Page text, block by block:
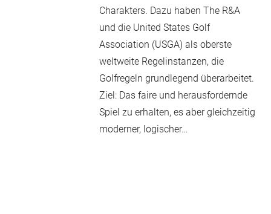
Charakters. Dazu haben The R&A
und die United States Golf
Association (USGA) als oberste
weltweite Regelinstanzen, die
Golfregeln grundlegend überarbeitet.
Ziel: Das faire und herausfordernde
Spiel zu erhalten, es aber gleichzeitig
moderner, logischer…